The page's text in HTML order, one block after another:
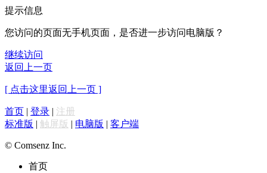
提示信息
您访问的页面无手机页面，是否进一步访问电脑版？
继续访问
返回上一页
[ 点击这里返回上一页 ]
首页 | 登录 | 注册
标准版 | 触屏版 | 电脑版 | 客户端
© Comsenz Inc.
首页